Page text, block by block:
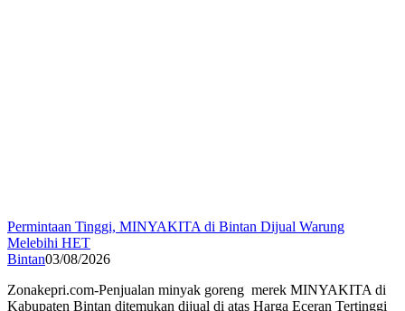
Permintaan Tinggi, MINYAKITA di Bintan Dijual Warung
Melebihi HET
Bintan03/08/2026
Zonakepri.com-Penjualan minyak goreng merek MINYAKITA di
Kabupaten Bintan ditemukan dijual di atas Harga Eceran Tertinggi